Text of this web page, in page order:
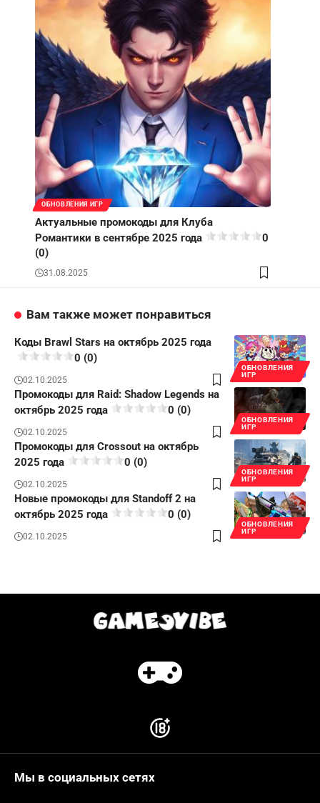
ОБНОВЛЕНИЯ ИГР
Актуальные промокоды для Клуба
Романтики в сентябре 2025 года
0
(0)
31.08.2025
Вам также может понравиться
ОБНОВЛЕНИЯ
ИГР
Коды Brawl Stars на октябрь 2025 года
0 (0)
02.10.2025
ОБНОВЛЕНИЯ
ИГР
Промокоды для Raid: Shadow Legends на
октябрь 2025 года
0 (0)
02.10.2025
ОБНОВЛЕНИЯ
ИГР
Промокоды для Crossout на октябрь
2025 года
0 (0)
02.10.2025
ОБНОВЛЕНИЯ
ИГР
Новые промокоды для Standoff 2 на
октябрь 2025 года
0 (0)
02.10.2025
Мы в социальных сетях